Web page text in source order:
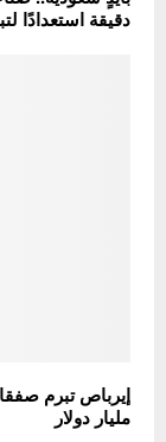
دقيقة استعدادًا
مليار دولار